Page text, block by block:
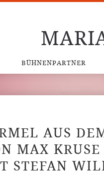
BÜHNENPARTNER
AUS
MAX KRUSE
STEFAN